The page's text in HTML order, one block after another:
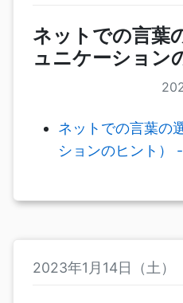
ネットでの言葉
ュニケーション
ネットでの言葉の
ションのヒント）
2023年1月14日（土）